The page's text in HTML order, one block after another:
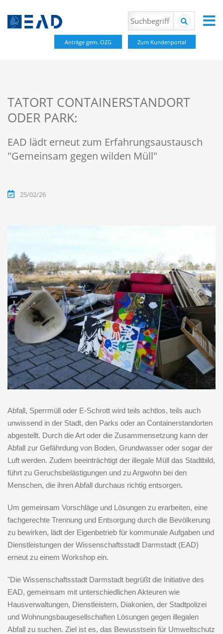
Anträge gem. OZG Zum Kundenportal
TATORT CONTAINERSTANDORT
ODER PARK:
EAD lädt erneut zum Erfahrungsaustausch
"Gemeinsam gegen wilden Müll"
25/02/26
Abfall, Sperrmüll oder E-Schrott wird teils achtlos, teils auch
unwissend in der Stadt, den Parks oder an Containerstandorten
abgestellt. Durch die Art oder die Zusammensetzung kann der
Abfall zur Gefährdung von Boden, Grundwasser oder sogar der
Luft werden. Zudem beeinträchtigt der illegale Müll das Stadtbild,
führt zu Geruchsbelästigungen und zu Argwohn bei den
Menschen, die ihren Abfall durchaus richtig entsorgen.
Um gemeinsam Vorschläge und Lösungen zu erarbeiten, eine
fachgerechte Trennung und Entsorgung durch die Bevölkerung
zu bewirken, lädt der Eigenbetrieb für kommunale Aufgaben und
Dienstleistungen der Wissenschaftsstadt Darmstadt (EAD)
erneut zu einem Workshop ein.
"Die Wissenschaftsstadt Darmstadt begrüßt die Initiative des
EAD, gemeinsam mit unterschiedlichen Akteuren wie
Hausverwaltungen, Dienstleistern, Diakonien, der Stadtpolizei
und Wohnungsbaugesellschaften Lösungen gegen illegalen
Abfall zu suchen. Ziel ist es, das Bewusstsein für Umweltschutz